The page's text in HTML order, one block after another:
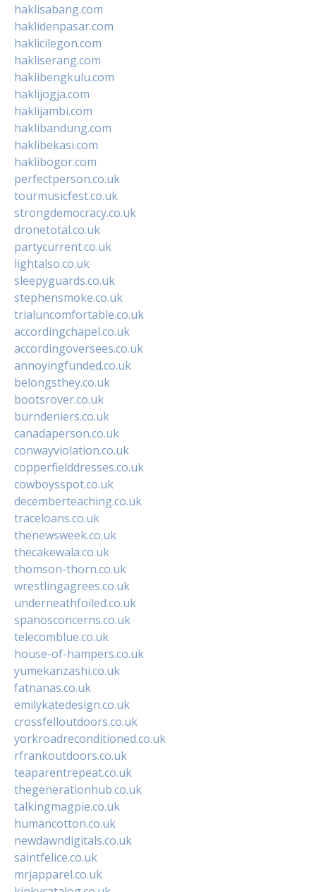
haklisabang.com
haklidenpasar.com
haklicilegon.com
hakliserang.com
haklibengkulu.com
haklijogja.com
haklijambi.com
haklibandung.com
haklibekasi.com
haklibogor.com
perfectperson.co.uk
tourmusicfest.co.uk
strongdemocracy.co.uk
dronetotal.co.uk
partycurrent.co.uk
lightalso.co.uk
sleepyguards.co.uk
stephensmoke.co.uk
trialuncomfortable.co.uk
accordingchapel.co.uk
accordingoversees.co.uk
annoyingfunded.co.uk
belongsthey.co.uk
bootsrover.co.uk
burndeniers.co.uk
canadaperson.co.uk
conwayviolation.co.uk
copperfielddresses.co.uk
cowboysspot.co.uk
decemberteaching.co.uk
traceloans.co.uk
thenewsweek.co.uk
thecakewala.co.uk
thomson-thorn.co.uk
wrestlingagrees.co.uk
underneathfoiled.co.uk
spanosconcerns.co.uk
telecomblue.co.uk
house-of-hampers.co.uk
yumekanzashi.co.uk
fatnanas.co.uk
emilykatedesign.co.uk
crossfelloutdoors.co.uk
yorkroadreconditioned.co.uk
rfrankoutdoors.co.uk
teaparentrepeat.co.uk
thegenerationhub.co.uk
talkingmagpie.co.uk
humancotton.co.uk
newdawndigitals.co.uk
saintfelice.co.uk
mrjapparel.co.uk